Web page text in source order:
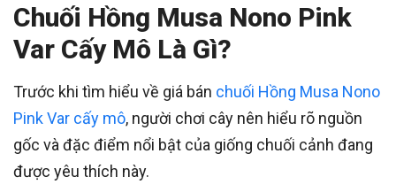
Chuối Hồng Musa Nono Pink
Var Cấy Mô Là Gì?
Trước khi tìm hiểu về giá bán chuối Hồng Musa Nono
Pink Var cấy mô, người chơi cây nên hiểu rõ nguồn
gốc và đặc điểm nổi bật của giống chuối cảnh đang
được yêu thích này.